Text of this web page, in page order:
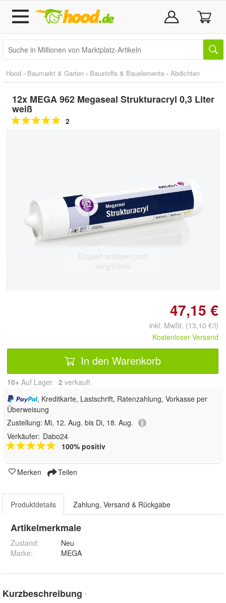
Hood › Baumarkt & Garten › Baustoffe & Bauelemente › Abdichten
12x MEGA 962 Megaseal Strukturacryl 0,3 Liter
weiß
2
Doppelt antippen zum
vergrößern
47,15 €
inkl. MwSt. (13,10 €/l)
Kostenloser Versand
In den Warenkorb
10+ Auf Lager 2 verkauft
, Kreditkarte, Lastschrift, Ratenzahlung, Vorkasse per
Überweisung
Zustellung: Mi, 12. Aug. bis Di, 18. Aug.
Verkäufer: Dabo24
100% positiv
Merken Teilen
Produktdetails Zahlung, Versand & Rückgabe
Artikelmerkmale
Zustand:
Neu
Marke:
MEGA
Kurzbeschreibung *